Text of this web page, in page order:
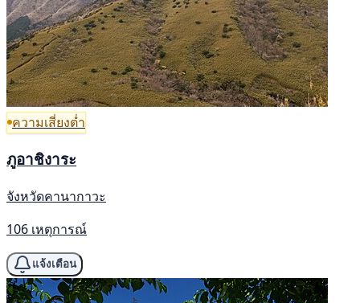
ความเสี่ยงต่ำ
ภูอาชิงาระ
จังหวัดคานากาวะ
106 เหตุการณ์
แจ้งเตือน